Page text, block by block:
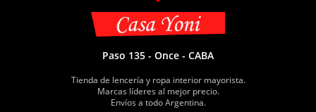
Paso 135 - Once - CABA
Tienda de lencería y ropa interior mayorista.
Marcas líderes al mejor precio.
Envíos a todo Argentina.